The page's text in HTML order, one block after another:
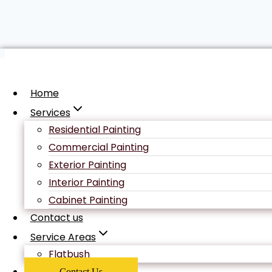
contentHome
Services
Residential Painting
Commercial Painting
Exterior Painting
Interior Painting
Cabinet Painting
Contact us
Service Areas
Flatbush
Itinérant Voir
Grab Your
June 1, 2026
along fluid , nous sommes full compatibles avec